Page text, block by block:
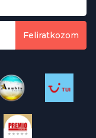
Feliratkozom